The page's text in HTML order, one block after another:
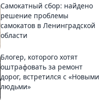
Самокатный сбор: найдено
решение проблемы
самокатов в Ленинградской
области
Блогер, которого хотят
оштрафовать за ремонт
дорог, встретился с «Новыми
людьми»